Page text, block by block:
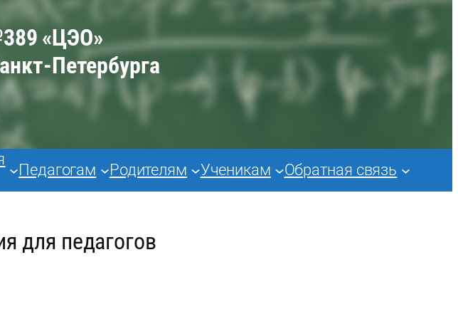
«ЦЭО»
Петербурга
Педагогам Родителям Ученикам Обратная связь
для педагогов